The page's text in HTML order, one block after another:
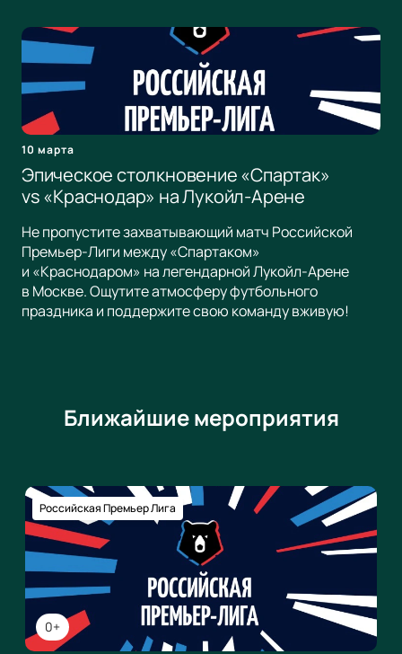
10 марта
Эпическое столкновение «Спартак»
vs «Краснодар» на Лукойл-Арене
Не пропустите захватывающий матч Российской
Премьер-Лиги между «Спартаком»
и «Краснодаром» на легендарной Лукойл-Арене
в Москве. Ощутите атмосферу футбольного
праздника и поддержите свою команду вживую!
Ближайшие мероприятия
0+
Российская Премьер Лига